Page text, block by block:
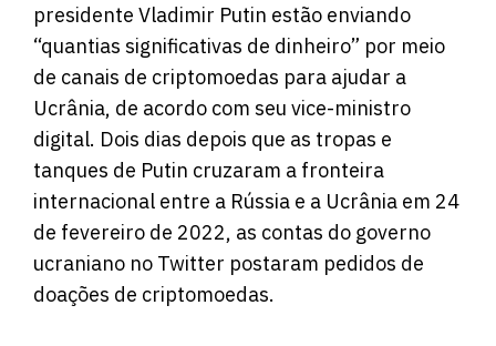
presidente Vladimir Putin estão enviando
“quantias significativas de dinheiro” por meio
de canais de criptomoedas para ajudar a
Ucrânia, de acordo com seu vice-ministro
digital. Dois dias depois que as tropas e
tanques de Putin cruzaram a fronteira
internacional entre a Rússia e a Ucrânia em 24
de fevereiro de 2022, as contas do governo
ucraniano no Twitter postaram pedidos de
doações de criptomoedas.